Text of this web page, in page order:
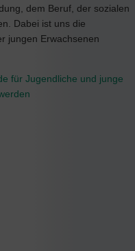
dem Beruf, der sozialen
Dabei ist uns die
jungen Erwachsenen
für Jugendliche und junge